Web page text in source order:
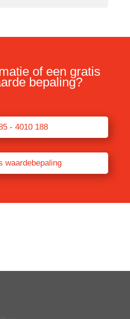
of een gratis
bepaling?
- 4010 188
waardebepaling